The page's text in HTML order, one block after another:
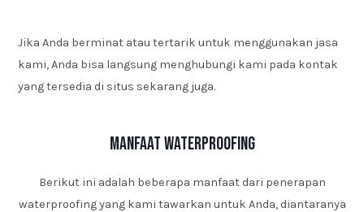
Jika Anda berminat atau tertarik untuk menggunakan jasa
kami, Anda bisa langsung menghubungi kami pada kontak
yang tersedia di situs sekarang juga.
Manfaat Waterproofing
Berikut ini adalah beberapa manfaat dari penerapan
waterproofing yang kami tawarkan untuk Anda, diantaranya